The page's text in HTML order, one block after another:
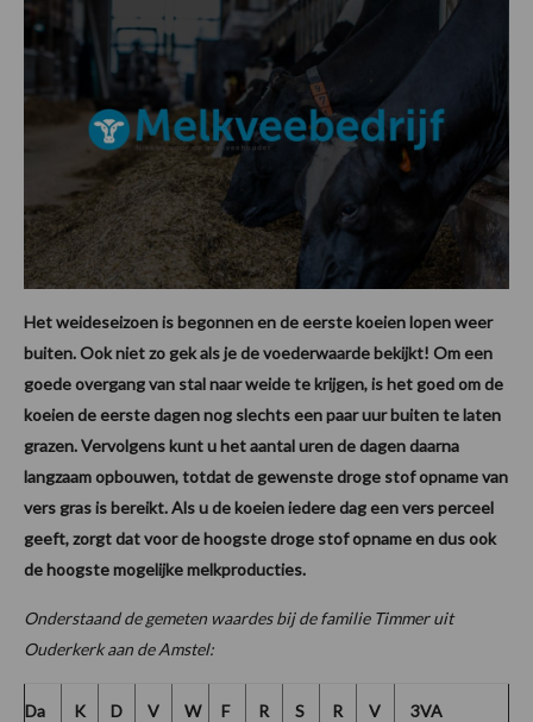
Het weideseizoen is begonnen en de eerste koeien lopen weer
buiten. Ook niet zo gek als je de voederwaarde bekijkt! Om een
goede overgang van stal naar weide te krijgen, is het goed om de
koeien de eerste dagen nog slechts een paar uur buiten te laten
grazen. Vervolgens kunt u het aantal uren de dagen daarna
langzaam opbouwen, totdat de gewenste droge stof opname van
vers gras is bereikt. Als u de koeien iedere dag een vers perceel
geeft, zorgt dat voor de hoogste droge stof opname en dus ook
de hoogste mogelijke melkproducties.
Onderstaand de gemeten waardes bij de familie Timmer uit
Ouderkerk aan de Amstel:
Da
K
D
V
W
F
R
S
R
V
3VA